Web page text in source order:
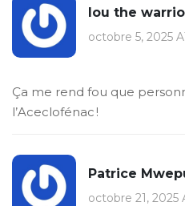
lou the
octobre 5, 2025
Ça me rend fou que
l’Aceclofénac !
Patrice
octobre 21, 2025